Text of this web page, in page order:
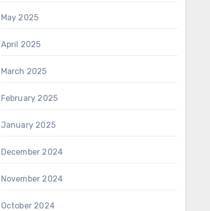
May 2025
April 2025
March 2025
February 2025
January 2025
December 2024
November 2024
October 2024